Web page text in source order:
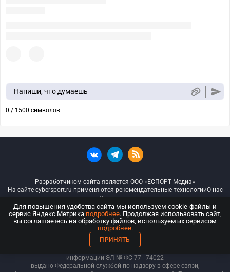
Напиши, что думаешь
0 / 1500 символов
Разработчиком сайта является ООО «ЕСПОРТ Медиа»
На сайте cybersport.ru применяются рекомендательные технологииО нас
Документы
© ООО «Киберспорт.ру» — Все права защищены
18+
ООО «Киберспорт.ру». Свидетельство о регистрации средств массовой
информации ЭЛ № ФС 77 - 74022
выдано Федеральной службой по надзору в сфере связи,
Для повышения удобства сайта мы используем cookie-файлы и
сервис Яндекс.Метрика подробнее. Продолжая использовать сайт,
вы соглашаетесь на обработку файлов, используемых сервисом
подробнее.
ПРИНЯТЬ